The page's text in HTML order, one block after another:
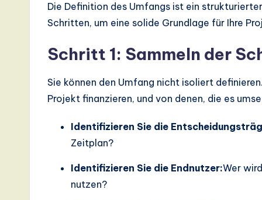
Die Definition des Umfangs ist ein
Schritten, um eine solide Grundlage für Ihre
Schritt 1: Sammeln der
Sie können den Umfang nicht isoliert
Projekt finanzieren, und von denen, die es
Identifizieren Sie die
Zeitplan?
Identifizieren Sie die Endnutzer:Wer
nutzen?